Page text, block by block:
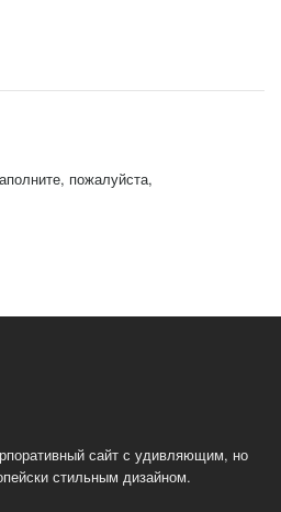
пожалуйста,
сайт с удивляющим, но
стильным дизайном.